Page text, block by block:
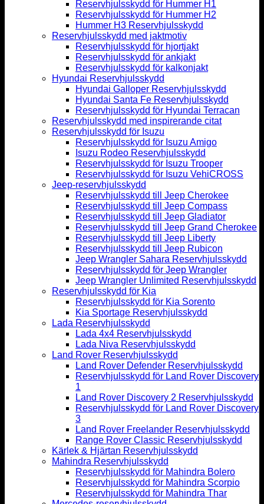
Reservhjulsskydd för Hummer H1
Reservhjulsskydd för Hummer H2
Hummer H3 Reservhjulsskydd
Reservhjulsskydd med jaktmotiv
Reservhjulsskydd för hjortjakt
Reservhjulsskydd för ankjakt
Reservhjulsskydd för kalkonjakt
Hyundai Reservhjulsskydd
Hyundai Galloper Reservhjulsskydd
Hyundai Santa Fe Reservhjulsskydd
Reservhjulsskydd för Hyundai Terracan
Reservhjulsskydd med inspirerande citat
Reservhjulsskydd för Isuzu
Reservhjulsskydd för Isuzu Amigo
Isuzu Rodeo Reservhjulsskydd
Reservhjulsskydd för Isuzu Trooper
Reservhjulsskydd för Isuzu VehiCROSS
Jeep-reservhjulsskydd
Reservhjulsskydd till Jeep Cherokee
Reservhjulsskydd till Jeep Compass
Reservhjulsskydd till Jeep Gladiator
Reservhjulsskydd till Jeep Grand Cherokee
Reservhjulsskydd till Jeep Liberty
Reservhjulsskydd till Jeep Rubicon
Jeep Wrangler Sahara Reservhjulsskydd
Reservhjulsskydd för Jeep Wrangler
Jeep Wrangler Unlimited Reservhjulsskydd
Reservhjulsskydd för Kia
Reservhjulsskydd för Kia Sorento
Kia Sportage Reservhjulsskydd
Lada Reservhjulsskydd
Lada 4x4 Reservhjulsskydd
Lada Niva Reservhjulsskydd
Land Rover Reservhjulsskydd
Land Rover Defender Reservhjulsskydd
Reservhjulsskydd för Land Rover Discovery
1
Land Rover Discovery 2 Reservhjulsskydd
Reservhjulsskydd för Land Rover Discovery
3
Land Rover Freelander Reservhjulsskydd
Range Rover Classic Reservhjulsskydd
Kärlek & Hjärtan Reservhjulsskydd
Mahindra Reservhjulsskydd
Reservhjulsskydd för Mahindra Bolero
Reservhjulsskydd för Mahindra Scorpio
Reservhjulsskydd för Mahindra Thar